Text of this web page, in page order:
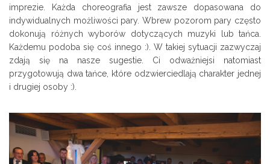
imprezie. Każda choreografia jest zawsze dopasowana do
indywidualnych możliwości pary. Wbrew pozorom pary często
dokonują różnych wyborów dotyczących muzyki lub tańca.
Każdemu podoba się coś innego :). W takiej sytuacji zazwyczaj
zdają się na nasze sugestie. Ci odważniejsi natomiast
przygotowują dwa tańce, które odzwierciedlają charakter jednej
i drugiej osoby :).